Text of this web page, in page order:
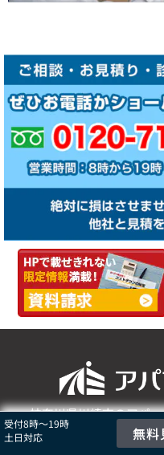
受付8時〜19時
土日対応
無料
神奈川県川崎市のアパ
店｜防水工事・外壁塗